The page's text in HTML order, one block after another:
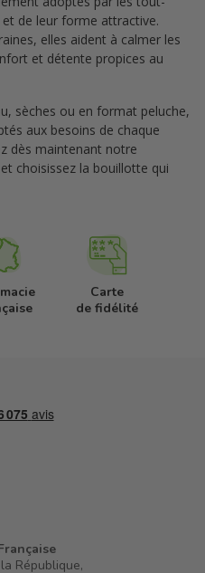
de leur forme attractive.
elles aident à calmer les
et détente propices au
sèches ou en format peluche,
aux besoins de chaque
dès maintenant notre
choisissez la bouillotte qui
Carte
de fidélité
République,